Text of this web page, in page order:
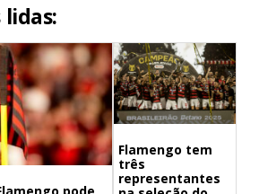
pode
Flamengo tem
três
representantes